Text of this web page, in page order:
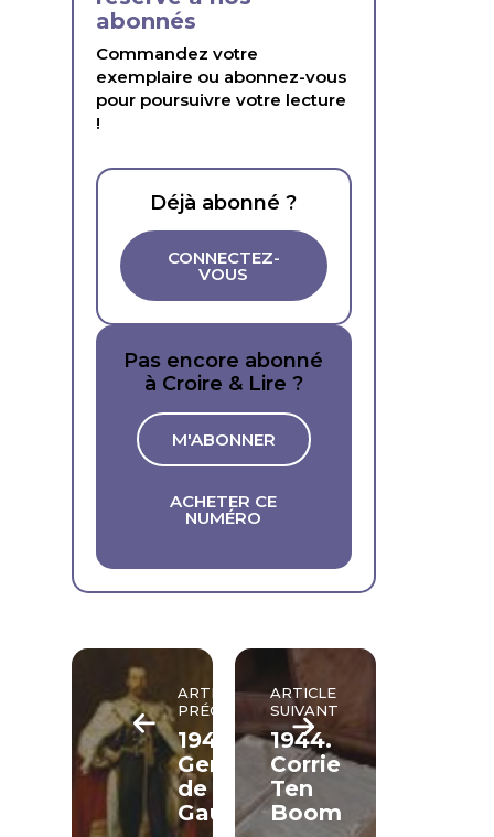
abonnés
Commandez votre
exemplaire ou abonnez-vous
pour poursuivre votre lecture
!
Déjà abonné ?
CONNECTEZ-
VOUS
Pas encore abonné
à Croire & Lire ?
M'ABONNER
ACHETER CE
NUMÉRO
ARTICLE
PRÉCÉDENT
1943.
Geneviève
de
Gaulle
ARTICLE
SUIVANT
1944.
Corrie
Ten
Boom